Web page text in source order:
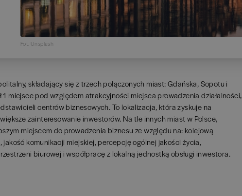
Fot. Unsplash
składający się z trzech połączonych miast: Gdańska, Sopotu i
1 miejsce pod względem atrakcyjności miejsca prowadzenia działalności,
centrów biznesowych. To lokalizacja, która zyskuje na
zainteresowanie inwestorów. Na tle innych miast w Polsce,
miejscem do prowadzenia biznesu ze względu na: kolejową
komunikacji miejskiej, percepcję ogólnej jakości życia,
biurowej i współpracę z lokalną jednostką obsługi inwestora.